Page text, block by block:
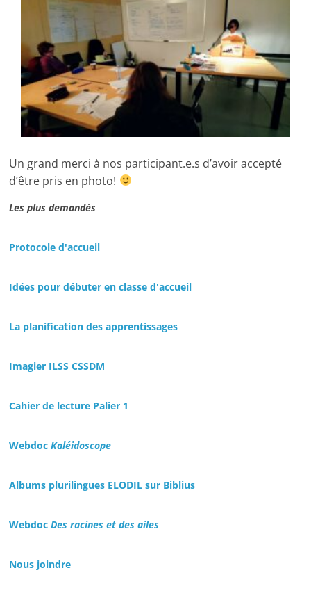
Un grand merci à nos participant.e.s d’avoir accepté
d’être pris en photo!
Les plus demandés
Protocole d'accueil
Idées pour débuter en classe d'accueil
La planification des apprentissages
Imagier ILSS CSSDM
Cahier de lecture Palier 1
WebdocKaléidoscope
Albums plurilingues ELODIL sur Biblius
WebdocDes racines et des ailes
Nous joindre